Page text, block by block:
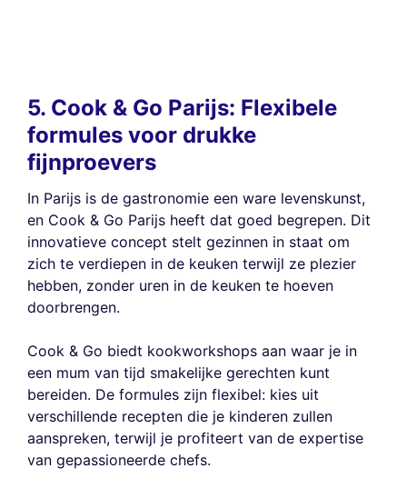
5. Cook & Go Parijs: Flexibele
formules voor drukke
fijnproevers
In Parijs is de gastronomie een ware levenskunst,
en Cook & Go Parijs heeft dat goed begrepen. Dit
innovatieve concept stelt gezinnen in staat om
zich te verdiepen in de keuken terwijl ze plezier
hebben, zonder uren in de keuken te hoeven
doorbrengen.
Cook & Go biedt kookworkshops aan waar je in
een mum van tijd smakelijke gerechten kunt
bereiden. De formules zijn flexibel: kies uit
verschillende recepten die je kinderen zullen
aanspreken, terwijl je profiteert van de expertise
van gepassioneerde chefs.